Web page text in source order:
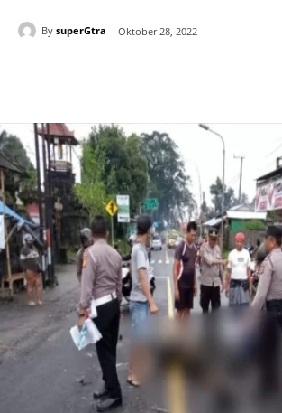
By superGtra Oktober 28, 2022